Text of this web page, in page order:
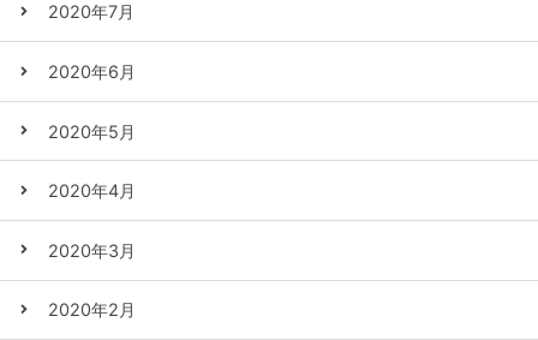
2020年7月
2020年6月
2020年5月
2020年4月
2020年3月
2020年2月